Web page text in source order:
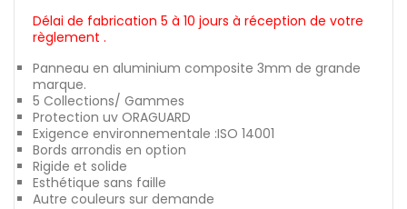
Délai de fabrication 5 à 10 jours à réception de votre
règlement .
Panneau en aluminium composite 3mm de grande
marque.
5 Collections/ Gammes
Protection uv ORAGUARD
Exigence environnementale :ISO 14001
Bords arrondis en option
Rigide et solide
Esthétique sans faille
Autre couleurs sur demande